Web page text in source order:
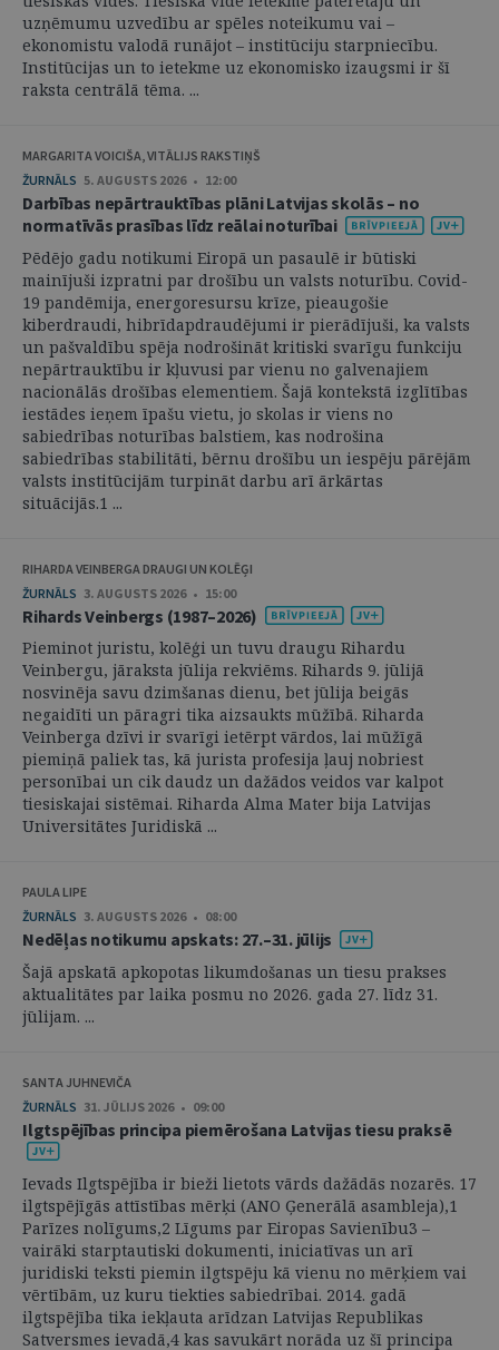
uzņēmumu uzvedību ar spēles noteikumu vai –
ekonomistu valodā runājot – institūciju starpniecību.
Institūcijas un to ietekme uz ekonomisko izaugsmi ir šī
raksta centrālā tēma. ...
MARGARITA VOICIŠA, VITĀLIJS RAKSTIŅŠ
ŽURNĀLS 5. AUGUSTS 2026 • 12:00
Darbības nepārtrauktības plāni Latvijas skolās – no
normatīvās prasības līdz reālai noturībai
Pēdējo gadu notikumi Eiropā un pasaulē ir būtiski
mainījuši izpratni par drošību un valsts noturību. Covid-
19 pandēmija, energoresursu krīze, pieaugošie
kiberdraudi, hibrīdapdraudējumi ir pierādījuši, ka valsts
un pašvaldību spēja nodrošināt kritiski svarīgu funkciju
nepārtrauktību ir kļuvusi par vienu no galvenajiem
nacionālās drošības elementiem. Šajā kontekstā izglītības
iestādes ieņem īpašu vietu, jo skolas ir viens no
sabiedrības noturības balstiem, kas nodrošina
sabiedrības stabilitāti, bērnu drošību un iespēju pārējām
valsts institūcijām turpināt darbu arī ārkārtas
situācijās.1 ...
RIHARDA VEINBERGA DRAUGI UN KOLĒĢI
ŽURNĀLS 3. AUGUSTS 2026 • 15:00
Rihards Veinbergs (1987–2026)
Pieminot juristu, kolēģi un tuvu draugu Rihardu
Veinbergu, jāraksta jūlija rekviēms. Rihards 9. jūlijā
nosvinēja savu dzimšanas dienu, bet jūlija beigās
negaidīti un pāragri tika aizsaukts mūžībā. Riharda
Veinberga dzīvi ir svarīgi ietērpt vārdos, lai mūžīgā
piemiņā paliek tas, kā jurista profesija ļauj nobriest
personībai un cik daudz un dažādos veidos var kalpot
tiesiskajai sistēmai. Riharda Alma Mater bija Latvijas
Universitātes Juridiskā ...
PAULA LIPE
ŽURNĀLS 3. AUGUSTS 2026 • 08:00
Nedēļas notikumu apskats: 27.–31. jūlijs
Šajā apskatā apkopotas likumdošanas un tiesu prakses
aktualitātes par laika posmu no 2026. gada 27. līdz 31.
jūlijam. ...
SANTA JUHNEVIČA
ŽURNĀLS 31. JŪLIJS 2026 • 09:00
Ilgtspējības principa piemērošana Latvijas tiesu praksē
Ievads Ilgtspējība ir bieži lietots vārds dažādās nozarēs. 17
ilgtspējīgās attīstības mērķi (ANO Ģenerālā asambleja),1
Parīzes nolīgums,2 Līgums par Eiropas Savienību3 –
vairāki starptautiski dokumenti, iniciatīvas un arī
juridiski teksti piemin ilgtspēju kā vienu no mērķiem vai
vērtībām, uz kuru tiekties sabiedrībai. 2014. gadā
ilgtspējība tika iekļauta arīdzan Latvijas Republikas
Satversmes ievadā,4 kas savukārt norāda uz šī principa